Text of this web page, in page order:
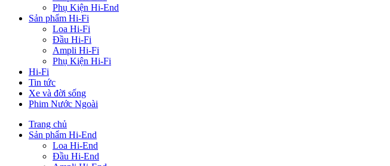
Phụ Kiện Hi-End
Sản phẩm Hi-Fi
Loa Hi-Fi
Đầu Hi-Fi
Ampli Hi-Fi
Phụ Kiện Hi-Fi
Hi-Fi
Tin tức
Xe và đời sống
Phim Nước Ngoài
Trang chủ
Sản phẩm Hi-End
Loa Hi-End
Đầu Hi-End